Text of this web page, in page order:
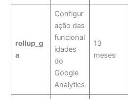
rollup_g
a
Configur
ação das
funcional
idades
do
Google
Analytics
13
meses